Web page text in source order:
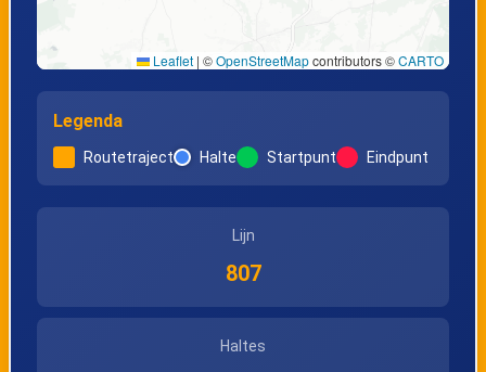
Leaflet | ©OpenStreetMapcontributors ©CARTO
Legenda
Routetraject Halte Startpunt Eindpunt
Lijn
807
Haltes